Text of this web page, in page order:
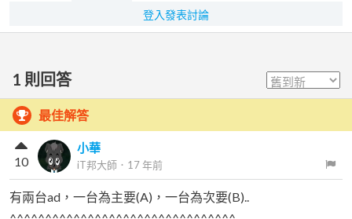
登入發表討論
1 則回答
最佳解答
小華
iT邦大師 ． 17 年前
10
有兩台ad，一台為主要(A)，一台為次要(B)..